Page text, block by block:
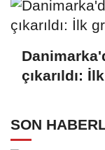
çıkarıldı:
SON